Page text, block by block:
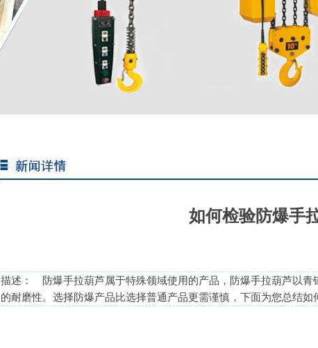
如何检验防爆手
描述： 防爆手拉葫芦属于特殊领域使用的产品，防爆手拉葫芦以
的耐磨性。选择防爆产品比选择普通产品更需谨慎，下面为您总结